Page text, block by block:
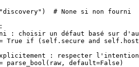
"discovery" ) # None si non fourni
:
: choisir un défaut basé sur
True if ( self .secure and self
: respecter
parse_bool ( raw , default=False )